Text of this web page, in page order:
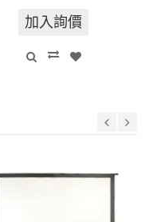
加入詢價